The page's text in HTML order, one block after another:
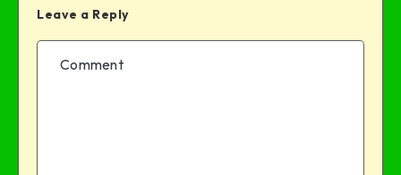
Leave a Reply